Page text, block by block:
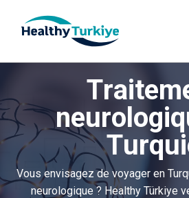
p
o
c
o
n
tVous envisagez de voyager en
neurologique ? Healthy Türkiye